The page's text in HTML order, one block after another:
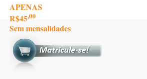
APENAS
R$45,00
Sem mensalidades